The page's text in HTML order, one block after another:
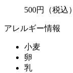
500円 （税込）
アレルギー情報
小麦
卵
乳